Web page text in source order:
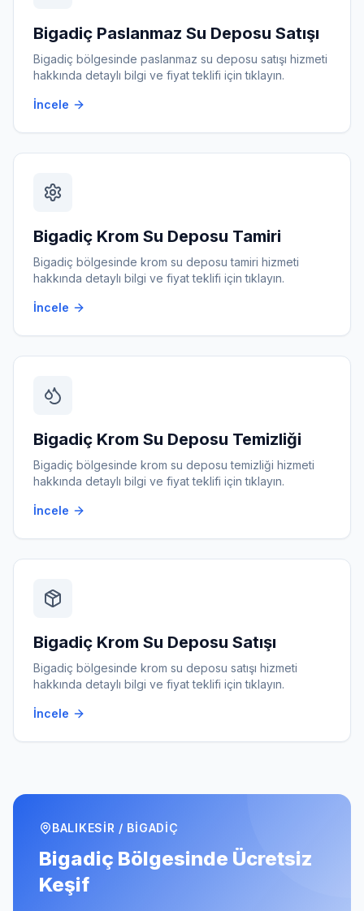
Bigadiç Paslanmaz Su Deposu Satışı
Bigadiç bölgesinde paslanmaz su deposu satışı hizmeti
hakkında detaylı bilgi ve fiyat teklifi için tıklayın.
İncele
Bigadiç Krom Su Deposu Tamiri
Bigadiç bölgesinde krom su deposu tamiri hizmeti
hakkında detaylı bilgi ve fiyat teklifi için tıklayın.
İncele
Bigadiç Krom Su Deposu Temizliği
Bigadiç bölgesinde krom su deposu temizliği hizmeti
hakkında detaylı bilgi ve fiyat teklifi için tıklayın.
İncele
Bigadiç Krom Su Deposu Satışı
Bigadiç bölgesinde krom su deposu satışı hizmeti
hakkında detaylı bilgi ve fiyat teklifi için tıklayın.
İncele
BALIKESIR / BIGADIÇ
Bigadiç Bölgesinde Ücretsiz
Keşif